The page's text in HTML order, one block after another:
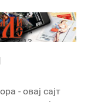
- овај сајт